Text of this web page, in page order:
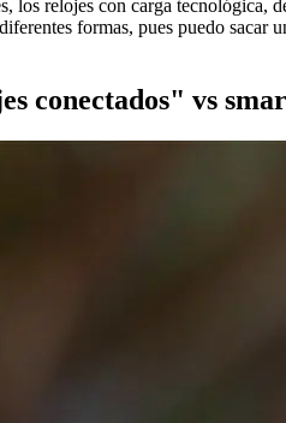
los relojes con carga tecnológica,
formas, pues puedo sacar
conectados" vs